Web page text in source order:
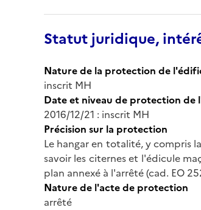
Statut juridique,
Nature de la protection de
inscrit MH
Date et niveau de protection de
2016/12/21 : inscrit MH
Précision sur la protection
Le hangar en totalité, y compris
savoir les citernes et l'édicule
plan annexé à l'arrêté (cad. EO
Nature de l'acte de protection
arrêté